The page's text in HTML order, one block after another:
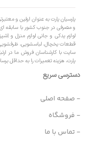
پارسیان پارت به عنوان اولین و
و مصرفی در جنوب کشور با سابقه
لوازم یدکی و جانی لوازم منزل و
قطعات یخچال، لباسشویی،
سایت با کارشناسان فروش ما در
پارت، هزینه تعمیرات را به حداقل
دسترسی سریع
- صفحه اصلی
- فروشگاه
- تماس با ما